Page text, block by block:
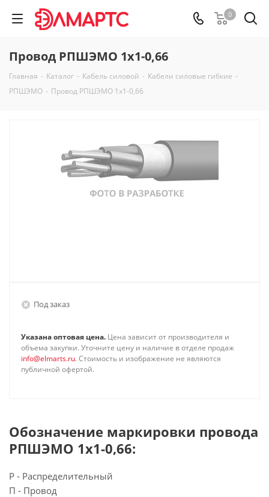
0
Провод РПШЭМО 1х1-0,66
Главная - Каталог - Кабель силовой - Кабели силовые гибкие -
РПШЭМО - Провод РПШЭМО 1х1-0,66
Под заказ
Указана оптовая цена. Цена зависит от производителя и
объема закупки. Уточните цену и наличие в отделе продаж
info@elmarts.ru. Стоимость и изображение не являются
публичной офертой.
Обозначение маркировки провода
РПШЭМО 1х1-0,66:
Р - Распределительный
П - Провод